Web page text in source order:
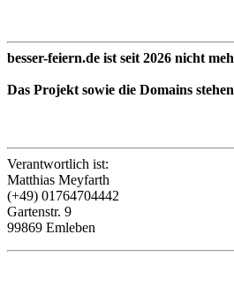
besser-feiern.de ist seit 2026 nicht
Das Projekt sowie die Domains
Verantwortlich ist:
Matthias Meyfarth
(+49) 01764704442
Gartenstr. 9
99869 Emleben